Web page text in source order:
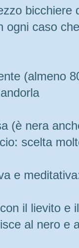
bicchiere
ogni caso
(almeno
(è nera
scelta
e
il lievito e
al nero e